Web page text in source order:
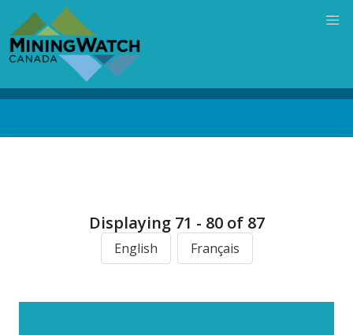
main
content
Displaying 71 - 80 of 87
English Français